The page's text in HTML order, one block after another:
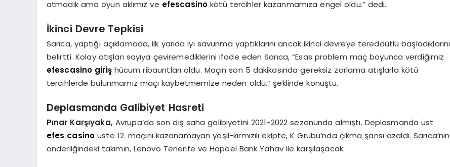
atmadık ama oyun aklımız ve efescasino kötü tercihler kazanmamıza engel oldu.” dedi.
İkinci Devre Tepkisi
Sarıca, yaptığı açıklamada, ilk yarıda iyi savunma yaptıklarını ancak ikinci devreye tereddütlü başladıklarını
belirtti. Kolay atışları sayıya çeviremediklerini ifade eden Sarıca, “Esas problem maç boyunca verdiğimiz
efescasino girişhücum ribauntları oldu. Maçın son 5 dakikasında gereksiz zorlama atışlarla kötü
tercihlerde bulunmamız maçı kaybetmemize neden oldu.” şeklinde konuştu.
Deplasmanda Galibiyet Hasreti
Pınar Karşıyaka, Avrupa’da son dış saha galibiyetini 2021-2022 sezonunda almıştı. Deplasmanda üst
efes casino üste 12. maçını kazanamayan yeşil-kırmızılı ekipte, K Grubu’nda çıkma şansı azaldı. Sarıca’nın
önderliğindeki takımın, Lenovo Tenerife ve Hapoel Bank Yahav ile karşılaşacak.